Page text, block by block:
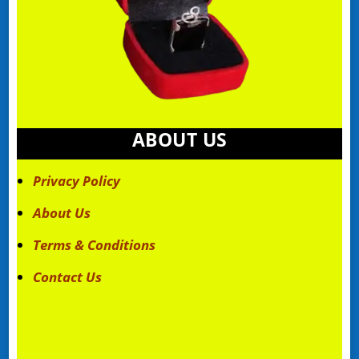
ABOUT US
Privacy Policy
About Us
Terms & Conditions
Contact Us